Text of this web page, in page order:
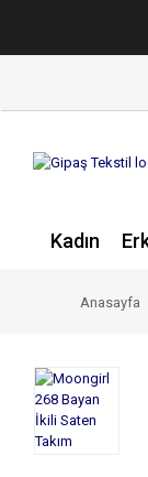
Kadın
Anasayfa